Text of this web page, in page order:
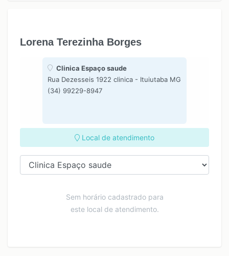
Lorena Terezinha Borges
Clinica Espaço saude
Rua Dezesseis 1922 clinica - Ituiutaba MG
(34) 99229-8947
Local de atendimento
Sem horário cadastrado para
este local de atendimento.